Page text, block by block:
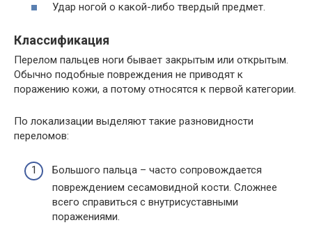
Удар ногой о какой-либо твердый предмет.
Классификация
Перелом пальцев ноги бывает закрытым или открытым.
Обычно подобные повреждения не приводят к
поражению кожи, а потому относятся к первой категории.
По локализации выделяют такие разновидности
переломов:
Большого пальца – часто сопровождается
повреждением сесамовидной кости. Сложнее
всего справиться с внутрисуставными
поражениями.